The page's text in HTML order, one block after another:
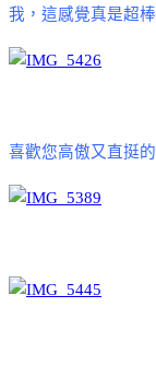
我 ，這感覺真是超棒
喜歡您高傲又直挺